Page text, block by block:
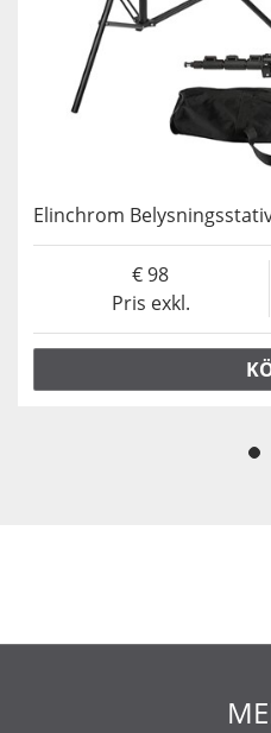
Elinchrom
Pris exkl.
98